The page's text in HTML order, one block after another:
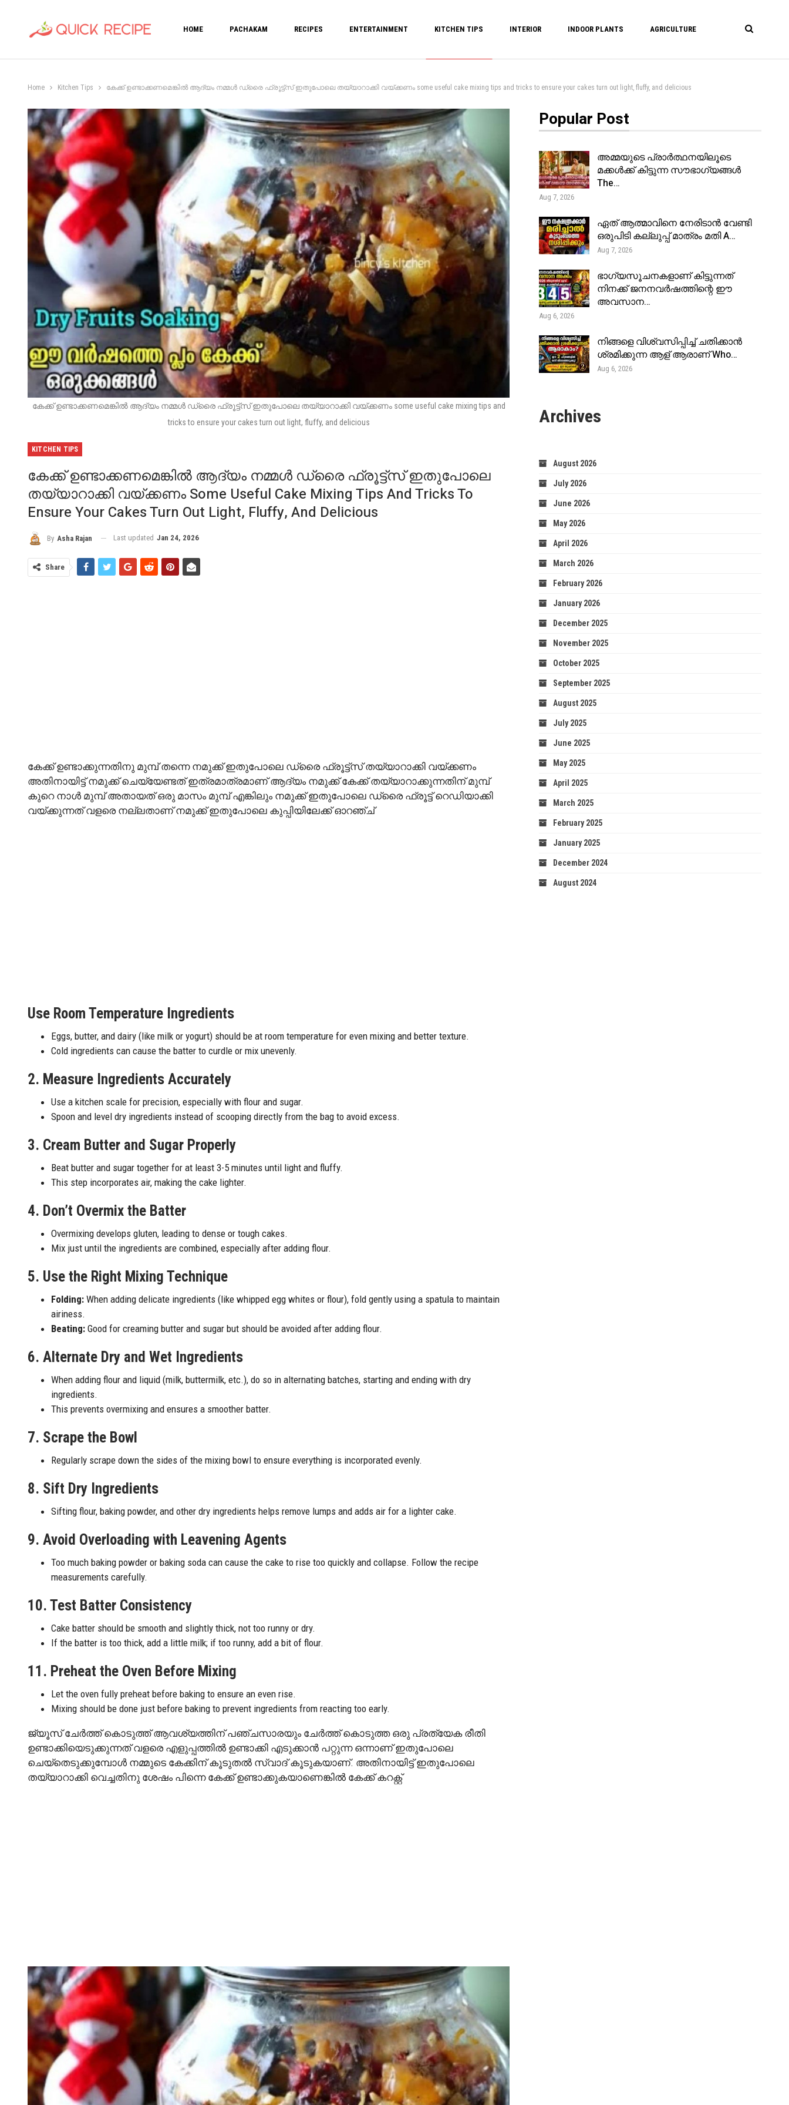
HOME PACHAKAM RECIPES ENTERTAINMENT KITCHEN TIPS INTERIOR INDOOR PLANTS AGRICULTURE
Home Kitchen Tips കേക്ക് ഉണ്ടാക്കണമെങ്കിൽ ആദ്യം നമ്മൾ ഡ്രൈ ഫ്രൂട്ട്സ് ഇതുപോലെ തയ്യാറാക്കി വയ്ക്കണം some useful cake mixing tips and tricks to ensure your cakes turn out light, fluffy, and delicious
കേക്ക് ഉണ്ടാക്കണമെങ്കിൽ ആദ്യം നമ്മൾ ഡ്രൈ ഫ്രൂട്ട്സ് ഇതുപോലെ തയ്യാറാക്കി വയ്ക്കണം some useful cake mixing tips and
tricks to ensure your cakes turn out light, fluffy, and delicious
KITCHEN TIPS
കേക്ക് ഉണ്ടാക്കണമെങ്കിൽ ആദ്യം നമ്മൾ ഡ്രൈ ഫ്രൂട്ട്സ് ഇതുപോലെ
തയ്യാറാക്കി വയ്ക്കണം Some Useful Cake Mixing Tips And Tricks To
Ensure Your Cakes Turn Out Light, Fluffy, And Delicious
By Asha Rajan Last updated Jan 24, 2026
Share
കേക്ക് ഉണ്ടാക്കുന്നതിനു മുമ്പ് തന്നെ നമുക്ക് ഇതുപോലെ ഡ്രൈ ഫ്രൂട്ട്സ് തയ്യാറാക്കി വയ്ക്കണം
അതിനായിട്ട് നമുക്ക് ചെയ്യേണ്ടത് ഇത്രമാത്രമാണ് ആദ്യം നമുക്ക് കേക്ക് തയ്യാറാക്കുന്നതിന് മുമ്പ്
കുറെ നാൾ മുമ്പ് അതായത് ഒരു മാസം മുമ്പ് എങ്കിലും നമുക്ക് ഇതുപോലെ ഡ്രൈ ഫ്രൂട്ട് റെഡിയാക്കി
വയ്ക്കുന്നത് വളരെ നല്ലതാണ് നമുക്ക് ഇതുപോലെ കുപ്പിയിലേക്ക് ഓറഞ്ച്
Use Room Temperature Ingredients
Eggs, butter, and dairy (like milk or yogurt) should be at room temperature for even mixing and better texture.
Cold ingredients can cause the batter to curdle or mix unevenly.
2. Measure Ingredients Accurately
Use a kitchen scale for precision, especially with flour and sugar.
Spoon and level dry ingredients instead of scooping directly from the bag to avoid excess.
3. Cream Butter and Sugar Properly
Beat butter and sugar together for at least 3-5 minutes until light and fluffy.
This step incorporates air, making the cake lighter.
4. Don’t Overmix the Batter
Overmixing develops gluten, leading to dense or tough cakes.
Mix just until the ingredients are combined, especially after adding flour.
5. Use the Right Mixing Technique
Folding: When adding delicate ingredients (like whipped egg whites or flour), fold gently using a spatula to maintain
airiness.
Beating: Good for creaming butter and sugar but should be avoided after adding flour.
6. Alternate Dry and Wet Ingredients
When adding flour and liquid (milk, buttermilk, etc.), do so in alternating batches, starting and ending with dry
ingredients.
This prevents overmixing and ensures a smoother batter.
7. Scrape the Bowl
Regularly scrape down the sides of the mixing bowl to ensure everything is incorporated evenly.
8. Sift Dry Ingredients
Sifting flour, baking powder, and other dry ingredients helps remove lumps and adds air for a lighter cake.
9. Avoid Overloading with Leavening Agents
Too much baking powder or baking soda can cause the cake to rise too quickly and collapse. Follow the recipe
measurements carefully.
10. Test Batter Consistency
Cake batter should be smooth and slightly thick, not too runny or dry.
If the batter is too thick, add a little milk; if too runny, add a bit of flour.
11. Preheat the Oven Before Mixing
Let the oven fully preheat before baking to ensure an even rise.
Mixing should be done just before baking to prevent ingredients from reacting too early.
ജ്യൂസ് ചേർത്ത് കൊടുത്ത് ആവശ്യത്തിന് പഞ്ചസാരയും ചേർത്ത് കൊടുത്ത ഒരു പ്രത്യേക രീതി
ഉണ്ടാക്കിയെടുക്കുന്നത് വളരെ എളുപ്പത്തിൽ ഉണ്ടാക്കി എടുക്കാൻ പറ്റുന്ന ഒന്നാണ് ഇതുപോലെ
ചെയ്തെടുക്കുമ്പോൾ നമ്മുടെ കേക്കിന് കൂടുതൽ സ്വാദ് കൂടുകയാണ്. അതിനായിട്ട് ഇതുപോലെ
തയ്യാറാക്കി വെച്ചതിനു ശേഷം പിന്നെ കേക്ക് ഉണ്ടാക്കുകയാണെങ്കിൽ കേക്ക് കറക്റ്റ്
Popular Post
അമ്മയുടെ പ്രാർത്ഥനയിലൂടെ
മക്കൾക്ക് കിട്ടുന്ന സൗഭാഗ്യങ്ങൾ
The…
Aug 7, 2026
ഏത് ആത്മാവിനെ നേരിടാൻ വേണ്ടി
ഒരുപിടി കല്ലുപ്പ് മാത്രം മതി A…
Aug 7, 2026
ഭാഗ്യസൂചനകളാണ് കിട്ടുന്നത്
നിനക്ക് ജനനവർഷത്തിന്റെ ഈ
അവസാന…
Aug 6, 2026
നിങ്ങളെ വിശ്വസിപ്പിച്ച് ചതിക്കാൻ
ശ്രമിക്കുന്ന ആള് ആരാണ് Who…
Aug 6, 2026
Archives
August 2026
July 2026
June 2026
May 2026
April 2026
March 2026
February 2026
January 2026
December 2025
November 2025
October 2025
September 2025
August 2025
July 2025
June 2025
May 2025
April 2025
March 2025
February 2025
January 2025
December 2024
August 2024